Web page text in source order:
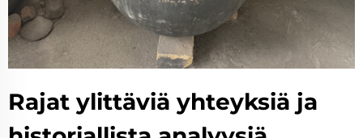
Rajat ylittäviä yhteyksiä ja